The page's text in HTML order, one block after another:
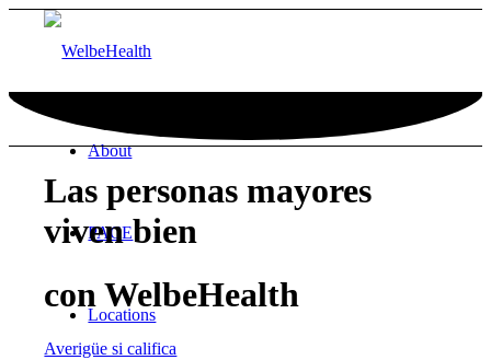
About
PACE
Locations
Las personas mayores
viven bien
con WelbeHealth
Averigüe si califica